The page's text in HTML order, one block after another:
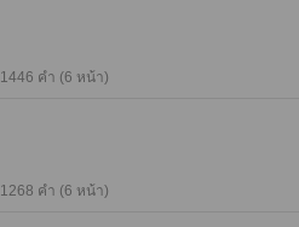
1446 คำ (6 หน้า)
1268 คำ (6 หน้า)